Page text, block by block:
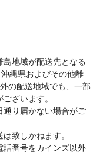
地域が配送先となる
縄県およびその他離
の配送地域でも、一部
ざいます。
通り届かない場合がご
致しかねます。
話番号をカインズ以外